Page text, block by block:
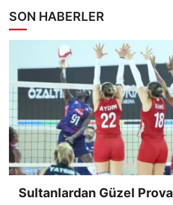
SON HABERLER
Sultanlardan Güzel Prova